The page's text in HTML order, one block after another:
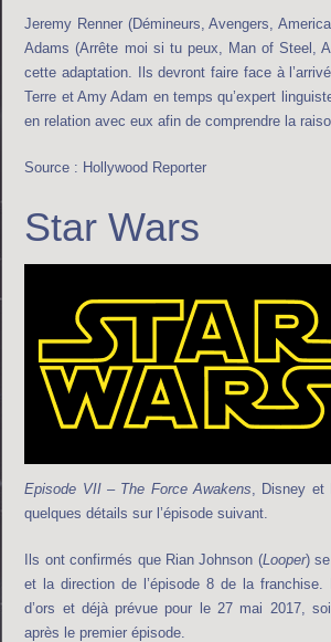
Jeremy Renner (Démineurs, Avengers,
Adams (Arrête moi si tu peux, Man of Steel,
cette adaptation. Ils devront faire face à
Terre et Amy Adam en temps qu’expert
en relation avec eux afin de comprendre la
Source : Hollywood Reporter
Star Wars
Episode VII – The Force Awakens , Disney
quelques détails sur l’épisode suivant.
Ils ont confirmés que Rian Johnson (Looper)
et la direction de l’épisode 8 de la
d’ors et déjà prévue pour le 27 mai 2017,
après le premier épisode.